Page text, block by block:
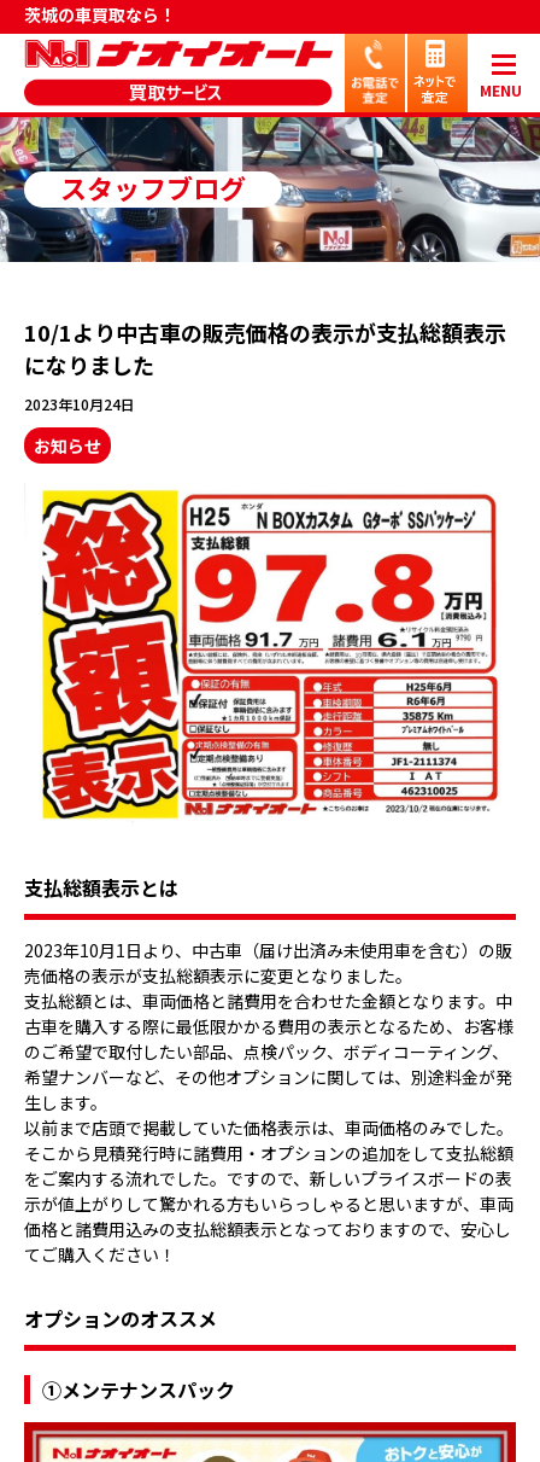
茨城の車買取なら！
MENU
スタッフブログ
10/1より中古車の販売価格の表示が支払総額表示
になりました
2023年10月24日
お知らせ
支払総額表示とは
2023年10月1日より、中古車（届け出済み未使用車を含む）の販
売価格の表示が支払総額表示に変更となりました。
支払総額とは、車両価格と諸費用を合わせた金額となります。中
古車を購入する際に最低限かかる費用の表示となるため、お客様
のご希望で取付したい部品、点検パック、ボディコーティング、
希望ナンバーなど、その他オプションに関しては、別途料金が発
生します。
以前まで店頭で掲載していた価格表示は、車両価格のみでした。
そこから見積発行時に諸費用・オプションの追加をして支払総額
をご案内する流れでした。ですので、新しいプライスボードの表
示が値上がりして驚かれる方もいらっしゃると思いますが、車両
価格と諸費用込みの支払総額表示となっておりますので、安心し
てご購入ください！
オプションのオススメ
①メンテナンスパック